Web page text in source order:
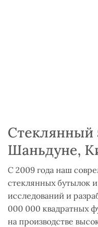
Стеклянный
Шаньдуне,
С 2009 года наш
стеклянных бутылок
исследований и
000 000 квадратных
на производстве